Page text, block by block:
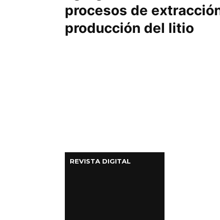
procesos de
producción del litio
REVISTA DIGITAL